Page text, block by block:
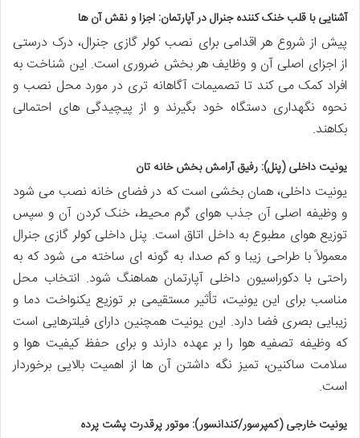
آشنایی با قلب خنک کننده جنرال در آپارتمان: اجزا و نقش آن ها
پیش از شروع هر اقدامی برای نصب کولر گازی جنرال، درک درستی
از اجزای اصلی آن و وظایف هر بخش ضروری است. این شناخت به
افراد کمک می کند تا تصمیمات آگاهانه تری در مورد محل نصب و
نحوه نگهداری دستگاه خود بگیرند و از پیچیدگی های احتمالی
بکاهند.
یونیت داخلی (پنل): رفیق آرامش بخش خانه تان
یونیت داخلی، همان بخشی است که در فضای خانه نصب می شود
و وظیفه اصلی آن جذب هوای گرم محیط، خنک کردن آن و سپس
توزیع هوای مطبوع به داخل اتاق است. پنل داخلی کولر گازی جنرال
معمولاً با طراحی زیبا و کم صدا، به گونه ای ساخته می شود که به
راحتی با دکوراسیون داخلی آپارتمان هماهنگ شود. انتخاب محل
مناسب برای این یونیت، تأثیر مستقیمی بر توزیع یکنواخت دما و
زیبایی بصری فضا دارد. این یونیت همچنین دارای فیلترهایی است
که وظیفه تصفیه هوا را بر عهده دارند و برای حفظ کیفیت هوا و
سلامت ساکنین، تمیز نگه داشتن آن ها از اهمیت بالایی برخوردار
است.
یونیت خارجی (کمپرسور/کندانسور): موتور پرقدرت پشت پرده